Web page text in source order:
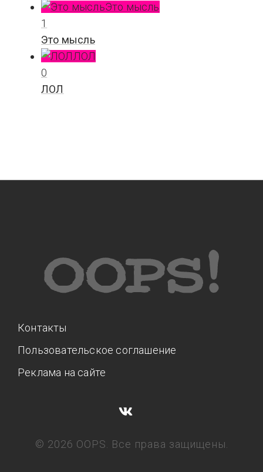
Это мысль
1
Это мысль
ЛОЛ
0
ЛОЛ
Контакты
Пользовательское соглашение
Реклама на сайте
© 2026 OOPS. Все права защищены.